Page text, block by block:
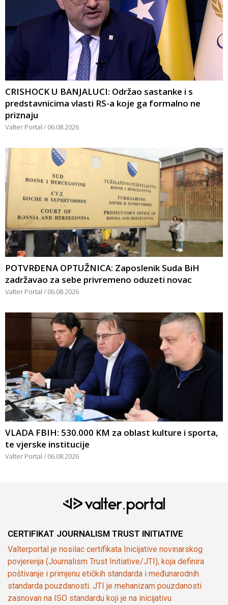
CRISHOCK U BANJALUCI: Održao sastanke i s
predstavnicima vlasti RS-a koje ga formalno ne
priznaju
Valter Portal 06.08.2026
POTVRĐENA OPTUŽNICA: Zaposlenik Suda BiH
zadržavao za sebe privremeno oduzeti novac
Valter Portal 06.08.2026
VLADA FBIH: 530.000 KM za oblast kulture i sporta,
te vjerske institucije
Valter Portal 06.08.2026
CERTIFIKAT JOURNALISM TRUST INITIATIVE
Valterportal je nosilac certifikata Inicijative novinarskog
povjerenja (Journalism Trust Initiative/JTI), koja definira
poštivanje i primjenu etičkih standarda i međunarodnih
standarda pouzdanosti. JTI je mehanizam pouzdanosti
zasnovan na ISO standardu koji je na inicijativu